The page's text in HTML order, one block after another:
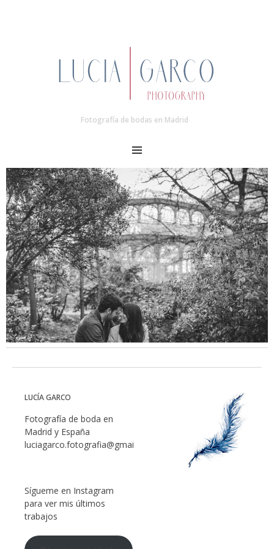
Fotografía de bodas en Madrid
MENU
LUCÍA GARCO
Fotografía de boda en
Madrid y España
luciagarco.fotografia@gmail.com
Sígueme en Instagram
para ver mis últimos
trabajos